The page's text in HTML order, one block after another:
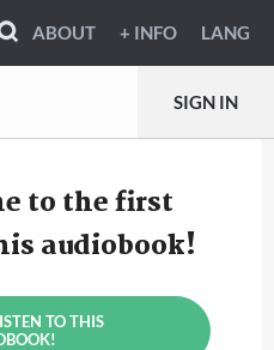
ABOUT + INFO LANG
SIGN IN
to the first
audiobook!
TO THIS